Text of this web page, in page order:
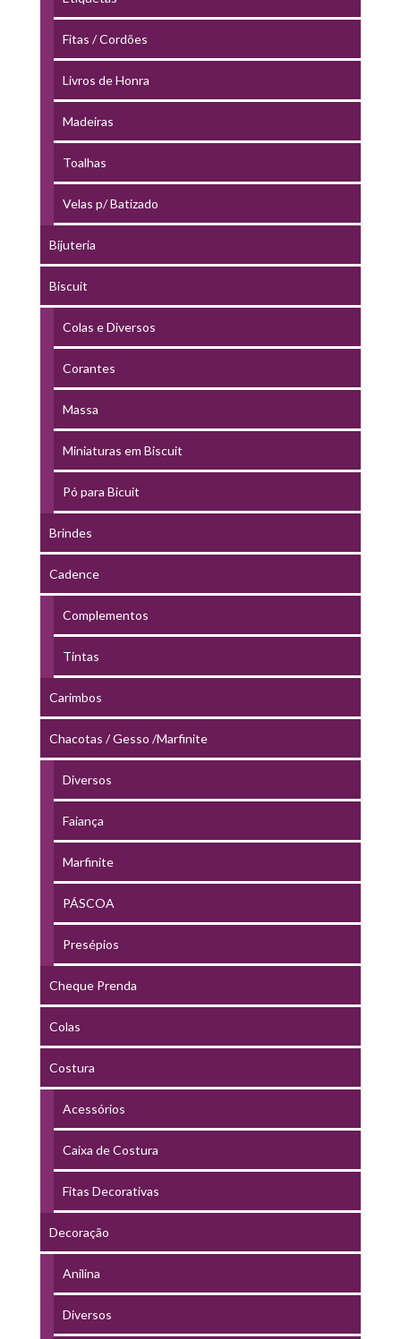
Fitas / Cordões
Livros de Honra
Madeiras
Toalhas
Velas p/ Batizado
Bijuteria
Biscuit
Colas e Diversos
Corantes
Massa
Miniaturas em Biscuit
Pó para Bicuit
Brindes
Cadence
Complementos
Tintas
Carimbos
Chacotas / Gesso /Marfinite
Diversos
Faiança
Marfinite
PÁSCOA
Presépios
Cheque Prenda
Colas
Costura
Acessórios
Caixa de Costura
Fitas Decorativas
Decoração
Anilina
Diversos